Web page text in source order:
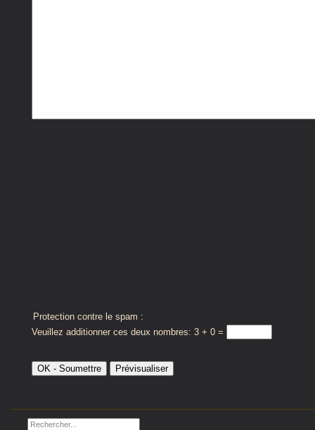
Protection contre le spam :
Veuillez additionner ces deux nombres: 3 + 0 =